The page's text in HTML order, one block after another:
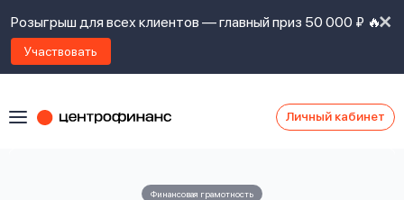
Розыгрыш для всех клиентов — главный приз 50 000 ₽ 🔥
Участвовать
Личный кабинет
Финансовая грамотность